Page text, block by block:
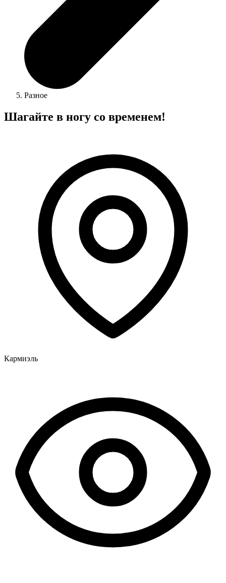
Разное
Шагайте в ногу со временем!
Кармиэль